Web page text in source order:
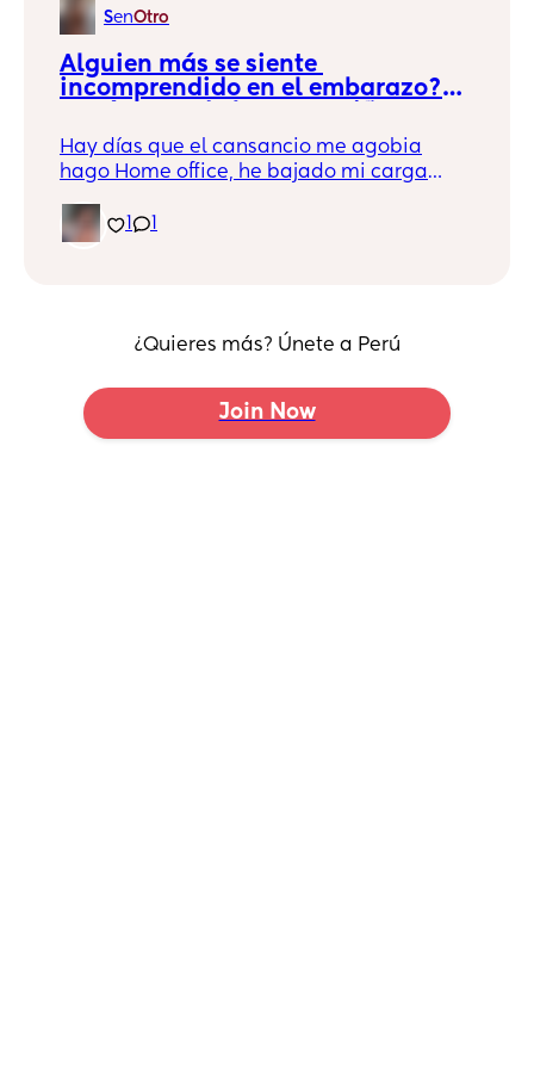
SenOtro
Alguien más se siente
incomprendido en el embarazo??
casa??
Hay días que el cansancio me agobia
hago Home office, he bajado mi carga
casa y estar con mi hijo pero a veces es
demasiado
¿Quieres más? Únete a Perú
Join Now